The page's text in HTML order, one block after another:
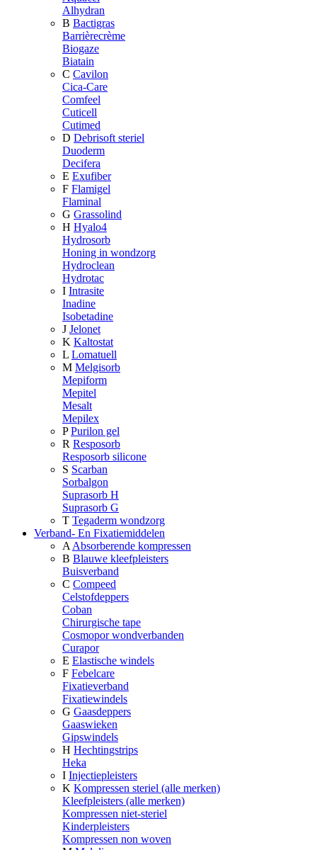
Alhydran
B Bactigras
Barrièrecrème
Biogaze
Biatain
C Cavilon
Cica-Care
Comfeel
Cuticell
Cutimed
D Debrisoft steriel
Duoderm
Decifera
E Exufiber
F Flamigel
Flaminal
G Grassolind
H Hyalo4
Hydrosorb
Honing in wondzorg
Hydroclean
Hydrotac
I Intrasite
Inadine
Isobetadine
J Jelonet
K Kaltostat
L Lomatuell
M Melgisorb
Mepiform
Mepitel
Mesalt
Mepilex
P Purilon gel
R Resposorb
Resposorb silicone
S Scarban
Sorbalgon
Suprasorb H
Suprasorb G
T Tegaderm wondzorg
Verband- En Fixatiemiddelen
A Absorberende kompressen
B Blauwe kleefpleisters
Buisverband
C Compeed
Celstofdeppers
Coban
Chirurgische tape
Cosmopor wondverbanden
Curapor
E Elastische windels
F Febelcare
Fixatieverband
Fixatiewindels
G Gaasdeppers
Gaaswieken
Gipswindels
H Hechtingstrips
Heka
I Injectiepleisters
K Kompressen steriel (alle merken)
Kleefpleisters (alle merken)
Kompressen niet-steriel
Kinderpleisters
Kompressen non woven